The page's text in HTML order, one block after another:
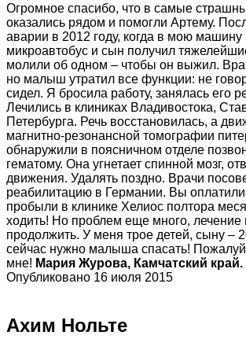
Огромное спасибо, что в самые
оказались рядом и помогли Артему.
аварии в 2012 году, когда в мою машину
микроавтобус и сын получил
молили об одном – чтобы он выжил.
но малыш утратил все функции: не
сидел. Я бросила работу, занялась его
Лечились в клиниках Владивостока,
Петербурга. Речь восстановилась, а
магнитно-резонансной томографии
обнаружили в поясничном отделе
гематому. Она угнетает спинной мозг,
движения. Удалять поздно. Врачи
реабилитацию в Германии. Вы оплатили
пробыли в клинике Хелиос полтора
ходить! Но проблем еще много, лечение
продолжить. У меня трое детей, сыну –
сейчас нужно малыша спасать!
мне! Мария Журова, Камчатский край.
Опубликовано 16 июля 2015
Ахим Нольте